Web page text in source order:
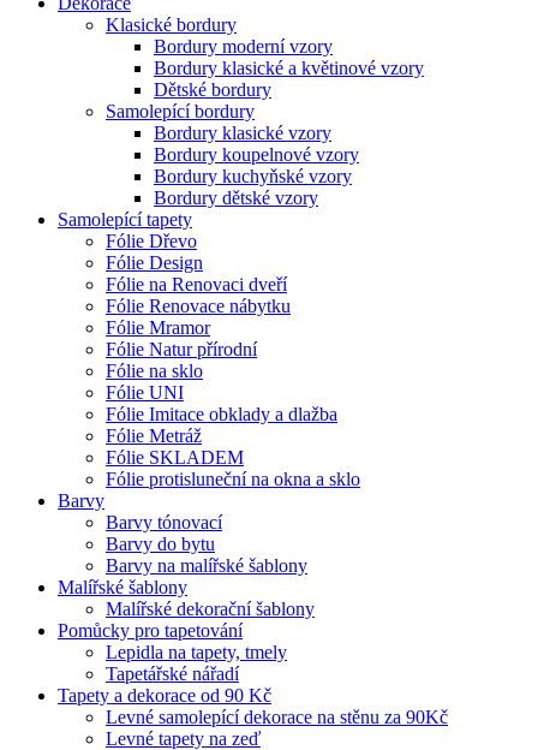
Klasické bordury
Bordury moderní vzory
Bordury klasické a květinové vzory
Dětské bordury
Samolepící bordury
Bordury klasické vzory
Bordury koupelnové vzory
Bordury kuchyňské vzory
Bordury dětské vzory
Samolepící tapety
Fólie Dřevo
Fólie Design
Fólie na Renovaci dveří
Fólie Renovace nábytku
Fólie Mramor
Fólie Natur přírodní
Fólie na sklo
Fólie UNI
Fólie Imitace obklady a dlažba
Fólie Metráž
Fólie SKLADEM
Fólie protisluneční na okna a sklo
Barvy
Barvy tónovací
Barvy do bytu
Barvy na malířské šablony
Malířské šablony
Malířské dekorační šablony
Pomůcky pro tapetování
Lepidla na tapety, tmely
Tapetářské nářadí
Tapety a dekorace od 90 Kč
Levné samolepící dekorace na stěnu za 90Kč
Levné tapety na zeď